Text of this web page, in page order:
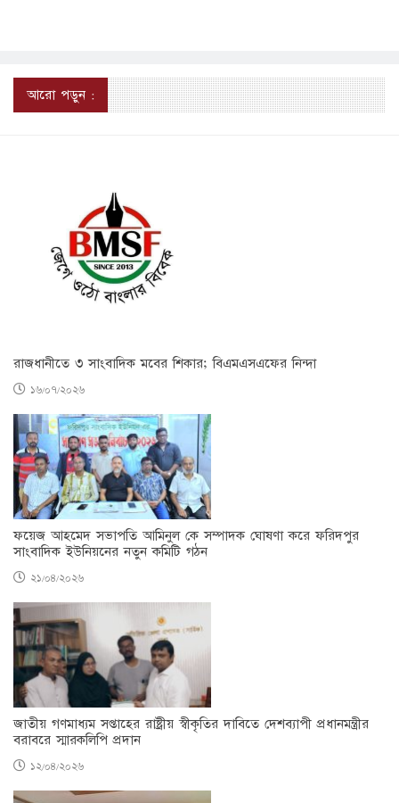
আরো পড়ুন :
রাজধানীতে ৩ সাংবাদিক মবের শিকার; বিএমএসএফের নিন্দা
১৬/০৭/২০২৬
ফয়েজ আহমেদ সভাপতি আমিনুল কে সম্পাদক ঘোষণা করে ফরিদপুর
সাংবাদিক ইউনিয়নের নতুন কমিটি গঠন
২১/০৪/২০২৬
জাতীয় গণমাধ্যম সপ্তাহের রাষ্ট্রীয় স্বীকৃতির দাবিতে দেশব্যাপী প্রধানমন্ত্রীর
বরাবরে স্মারকলিপি প্রদান
১২/০৪/২০২৬